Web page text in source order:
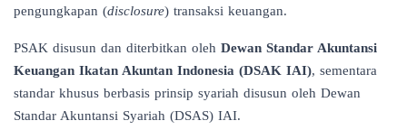
pengungkapan (disclosure) transaksi keuangan.
PSAK disusun dan diterbitkan oleh Dewan Standar Akuntansi
Keuangan Ikatan Akuntan Indonesia (DSAK IAI), sementara
standar khusus berbasis prinsip syariah disusun oleh Dewan
Standar Akuntansi Syariah (DSAS) IAI.